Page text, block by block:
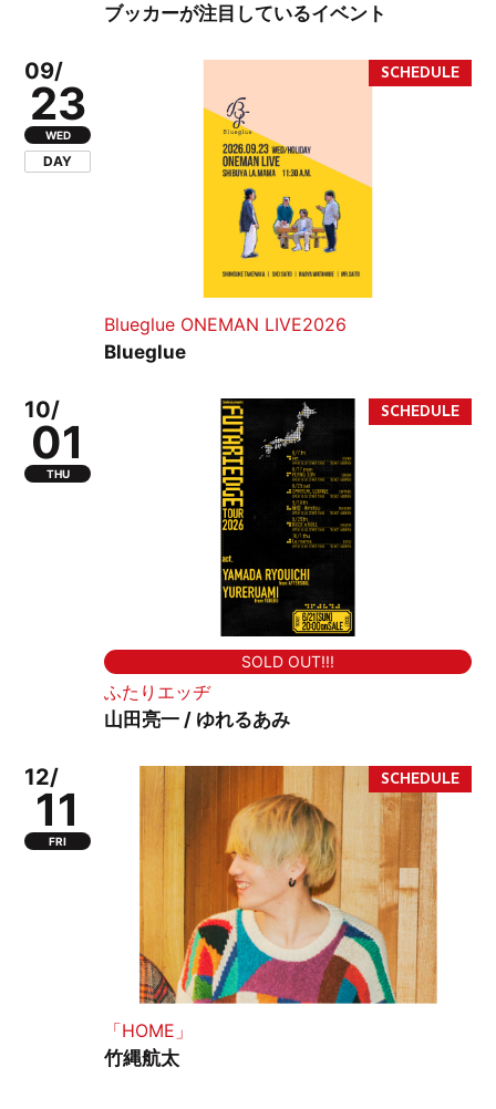
ブッカーが注目しているイベント
09/
23
WED
DAY
Blueglue ONEMAN LIVE2026
Blueglue
10/
01
THU
SOLD OUT!!!
ふたりエッヂ
山田亮一 / ゆれるあみ
12/
11
FRI
「HOME」
竹縄航太